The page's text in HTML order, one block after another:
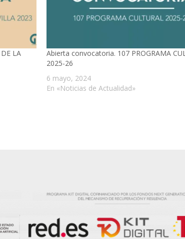
LA
Abierta convocatoria. 107 PROGRAMA
2025-26
6 mayo, 2024
En «Noticias de Actualidad»